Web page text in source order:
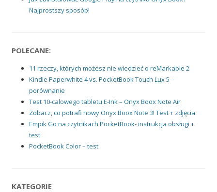
Najprostszy sposób!
POLECANE:
11 rzeczy, których możesz nie wiedzieć o reMarkable 2
Kindle Paperwhite 4 vs. PocketBook Touch Lux 5 –
porównanie
Test 10-calowego tabletu E-Ink – Onyx Boox Note Air
Zobacz, co potrafi nowy Onyx Boox Note 3! Test + zdjęcia
Empik Go na czytnikach PocketBook- instrukcja obsługi +
test
PocketBook Color – test
KATEGORIE